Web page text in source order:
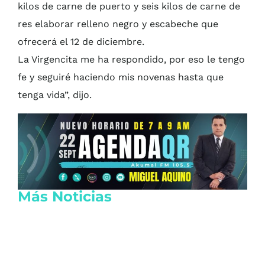
kilos de carne de puerto y seis kilos de carne de
res elaborar relleno negro y escabeche que
ofrecerá el 12 de diciembre.
La Virgencita me ha respondido, por eso le tengo
fe y seguiré haciendo mis novenas hasta que
tenga vida”, dijo.
Más Noticias